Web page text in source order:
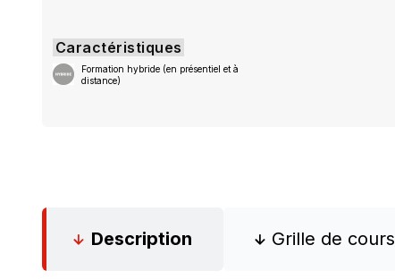
Caractéristiques
Formation hybride (en présentiel et à
distance)
Description Grille de cours